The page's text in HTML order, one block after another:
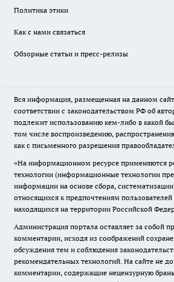
Политика этики
Как с нами связаться
Обзорные статьи и пресс-релизы
Вся информация, размещенная на данном
соответствии с законодательством РФ об
подлежит использованию кем-либо в какой
том числе воспроизведению,
как с письменного разрешения
«На информационном ресурсе применяются
технологии (информационные технологии
информации на основе сбора,
относящихся к предпочтениям
находящихся на территории Российской
Администрация портала оставляет за собой
комментарии, исходя из соображений
обсуждения тем и соблюдения
рекомендательных технологий. На сайте не
комментарии, содержащие нецензурную